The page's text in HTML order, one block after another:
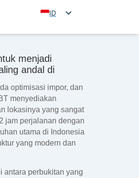
ID
menjadi
andal di
optimisasi impor, dan
menyediakan
lokasinya yang sangat
jam perjalanan dengan
utama di Indonesia
yang modern dan
antara perbukitan yang